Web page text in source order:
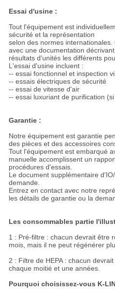
Essai d'usine :
Tout l'équipement est
sécurité et la représentation
selon des normes
avec une documentation
résultats d'unités les différents
L'essai d'usine incluent :
-- essai fonctionnel et inspection
-- essais électriques de sécurité
-- essai de vitesse d'air
-- essai luxuriant de purification
Garantie :
Notre équipement est garantie
des pièces et des accessoires
Tout l'équipement est embarqué
manuelle accomplissent un
procédures d'essais.
Le document supplémentaire
demande.
Entrez en contact avec notre
les détails de garantie ou la
Les consommables partie
1 : Pré-filtre : chacun devrait être
mois, mais il ne peut régénérer
2 : Filtre de HEPA : chacun
chaque moitié et une années.
Pourquoi choisissez-vous K-